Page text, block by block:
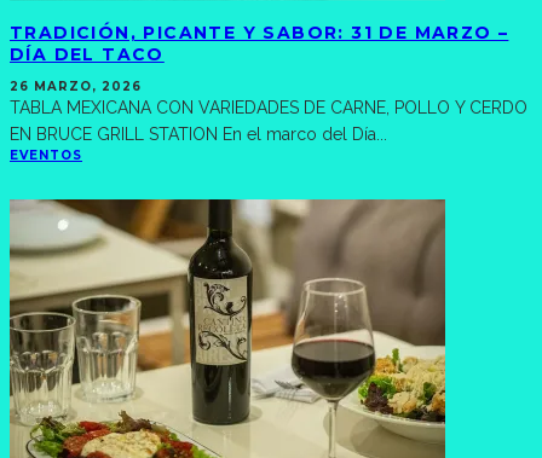
TRADICIÓN, PICANTE Y SABOR: 31 DE MARZO –
DÍA DEL TACO
26 MARZO, 2026
TABLA MEXICANA CON VARIEDADES DE CARNE, POLLO Y CERDO
EN BRUCE GRILL STATION En el marco del Día...
EVENTOS